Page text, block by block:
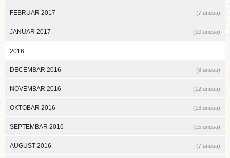
FEBRUAR 2017 (7 unosa)
JANUAR 2017 (10 unosa)
2016
DECEMBAR 2016 (8 unosa)
NOVEMBAR 2016 (12 unosa)
OKTOBAR 2016 (13 unosa)
SEPTEMBAR 2016 (15 unosa)
AUGUST 2016 (7 unosa)